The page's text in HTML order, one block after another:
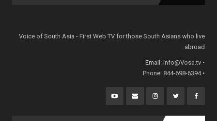
Voice of South Asia - First Web TV for those South Asians who live
abroad.
• Email:
info@Vosa.tv
• Phone: 844-698-6394